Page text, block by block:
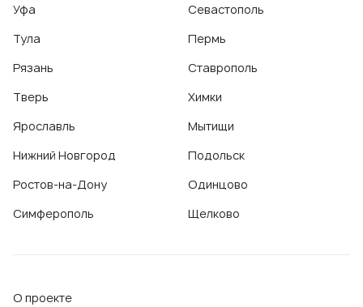
Уфа
Тула
Рязань
Тверь
Ярославль
Нижний Новгород
Ростов-на-Дону
Симферополь
Севастополь
Пермь
Ставрополь
Химки
Мытищи
Подольск
Одинцово
Щелково
О проекте